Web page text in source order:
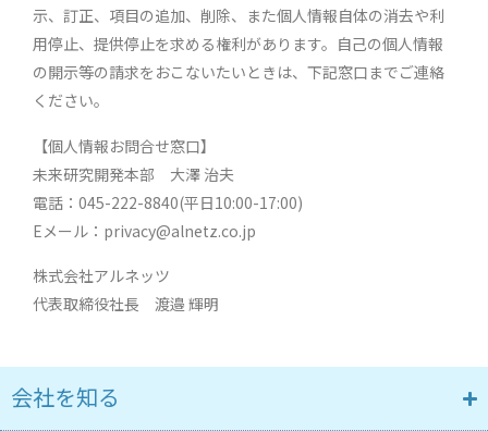
関
す
る
情
を
発
信
示、訂正、項目の追加、削除、また個人情報自体の消去や利
用停止、提供停止を求める権利があります。自己の個人情報
の開示等の請求をおこないたいときは、下記窓口までご連絡
ください。
【個人情報お問合せ窓口】
未来研究開発本部 大澤 治夫
電話：045-222-8840(平日10:00-17:00)
Eメール：privacy@alnetz.co.jp
株式会社アルネッツ
代表取締役社長 渡邉 輝明
会社を知る